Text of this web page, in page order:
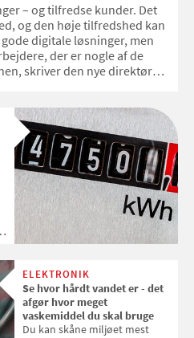
– og tilfredse kunder. Det
og den høje tilfredshed kan
digitale løsninger, men
der er nogle af de
skriver den nye direktør
ELEKTRONIK
Se hvor hårdt vandet er - det
afgør hvor meget
vaskemiddel du skal bruge
Du kan skåne miljøet mest